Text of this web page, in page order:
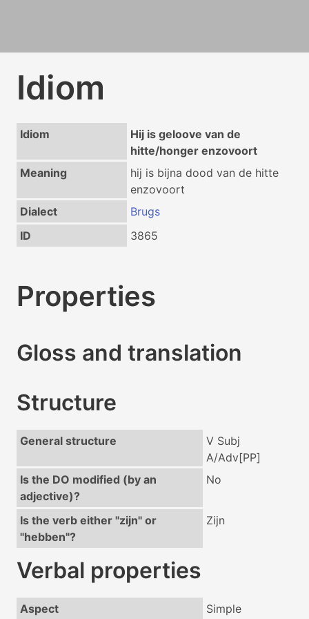
Idiom
Idiom
Hij is geloove van de
hitte/honger enzovoort
Meaning
hij is bijna dood van de hitte
enzovoort
Dialect
Brugs
ID
3865
Properties
Gloss and translation
Structure
General structure
V Subj
A/Adv[PP]
Is the DO modified (by an
adjective)?
No
Is the verb either "zijn" or
"hebben"?
Zijn
Verbal properties
Aspect Simple